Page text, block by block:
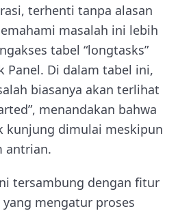
terhenti tanpa alasan
masalah ini lebih
tabel “longtasks”
Panel. Di dalam tabel ini,
biasanya akan terlihat
menandakan bahwa
kunjung dimulai meskipun
antrian.
tersambung dengan fitur
yang mengatur proses